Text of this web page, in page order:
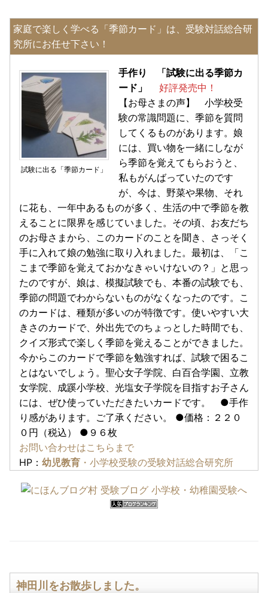
家庭で楽しく学べる「季節カード」は、受験対話総合研
究所にお任せ下さい！
試験に出る「季節カード」
手作り 「試験に出る季節カ
ード」 好評発売中！
【お母さまの声】 小学校受
験の常識問題に、季節を質問
してくるものがあります。娘
には、買い物を一緒にしなが
ら季節を覚えてもらおうと、
私もがんばっていたのです
が、今は、野菜や果物、それ
に花も、一年中あるものが多く、生活の中で季節を教
えることに限界を感じていました。その頃、お友だち
のお母さまから、このカードのことを聞き、さっそく
手に入れて娘の勉強に取り入れました。最初は、「こ
こまで季節を覚えておかなきゃいけないの？」と思っ
たのですが、娘は、模擬試験でも、本番の試験でも、
季節の問題でわからないものがなくなったのです。こ
のカードは、種類が多いのが特徴です。使いやすい大
きさのカードで、外出先でのちょっとした時間でも、
クイズ形式で楽しく季節を覚えることができました。
今からこのカードで季節を勉強すれば、試験で困るこ
とはないでしょう。聖心女子学院、白百合学園、立教
女学院、成蹊小学校、光塩女子学院を目指すお子さん
には、ぜひ使っていただきたいカードです。 ●手作
り感があります。ご了承ください。 ●価格：２２０
０円（税込） ●９６枚
お問い合わせはこちらまで
HP： 幼児教育 ・小学校受験の受験対話総合研究所
神田川をお散歩しました。